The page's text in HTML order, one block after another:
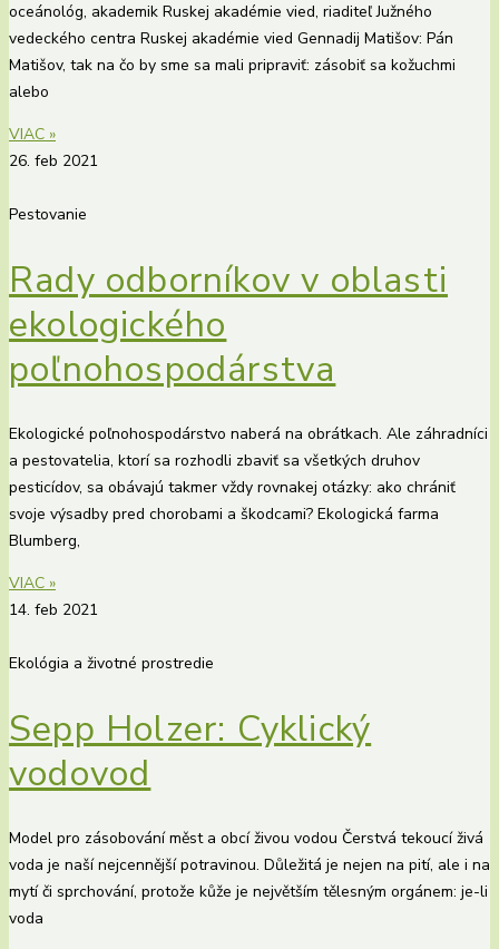
oceánológ, akademik Ruskej akadémie vied, riaditeľ Južného
vedeckého centra Ruskej akadémie vied Gennadij Matišov: Pán
Matišov, tak na čo by sme sa mali pripraviť: zásobiť sa kožuchmi
alebo
VIAC »
26. feb 2021
Pestovanie
Rady odborníkov v oblasti
ekologického
poľnohospodárstva
Ekologické poľnohospodárstvo naberá na obrátkach. Ale záhradníci
a pestovatelia, ktorí sa rozhodli zbaviť sa všetkých druhov
pesticídov, sa obávajú takmer vždy rovnakej otázky: ako chrániť
svoje výsadby pred chorobami a škodcami? Ekologická farma
Blumberg,
VIAC »
14. feb 2021
Ekológia a životné prostredie
Sepp Holzer: Cyklický
vodovod
Model pro zásobování měst a obcí živou vodou Čerstvá tekoucí živá
voda je naší nejcennější potravinou. Důležitá je nejen na pití, ale i na
mytí či sprchování, protože kůže je největším tělesným orgánem: je-li
voda